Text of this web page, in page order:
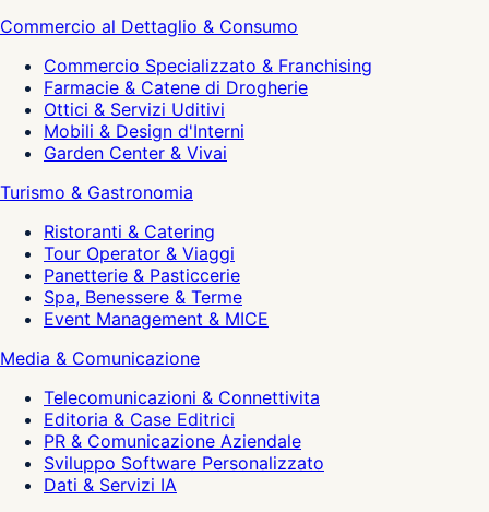
Commercio al Dettaglio & Consumo
Commercio Specializzato & Franchising
Farmacie & Catene di Drogherie
Ottici & Servizi Uditivi
Mobili & Design d'Interni
Garden Center & Vivai
Turismo & Gastronomia
Ristoranti & Catering
Tour Operator & Viaggi
Panetterie & Pasticcerie
Spa, Benessere & Terme
Event Management & MICE
Media & Comunicazione
Telecomunicazioni & Connettivita
Editoria & Case Editrici
PR & Comunicazione Aziendale
Sviluppo Software Personalizzato
Dati & Servizi IA